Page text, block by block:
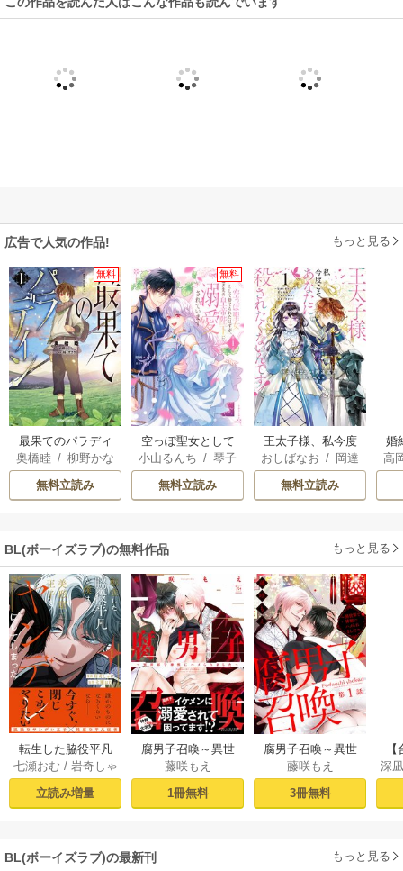
広告で人気の作品! もっと見る
無料
最果てのパラディ
ン
奥橋睦 /柳野かな
/輪くすさが
無料立読み
無料
空っぽ聖女として
捨てられたはず
が、嫁ぎ先の皇帝
陛下に溺愛されて
小山るんち /琴子
無料立読み
王太子様、私今度
こそあなたに殺さ
れたくないんで
す！ ～聖女に嵌め
二度目は串刺し回
避します！～
おしばなお / 岡達
英茉
/ 先崎真琴
無料立読み
婚
っ
高
BL(ボーイズラブ)の無料作品 もっと見る
転生した脇役平凡
な僕は、美形第二
王子をヤンデレに
してしまった１
版】
七瀬おむ / 岩奇しゃ
立読み増量
腐男子召喚～異世
界で神獣にハメら
れました～ 【電子
コミック限定特典
藤咲もえ
1冊無料
腐男子召喚～異世
界で神獣にハメら
れました～ 分冊版
： 1
藤咲もえ
3冊無料
ラ
深
BL(ボーイズラブ)の最新刊 もっと見る